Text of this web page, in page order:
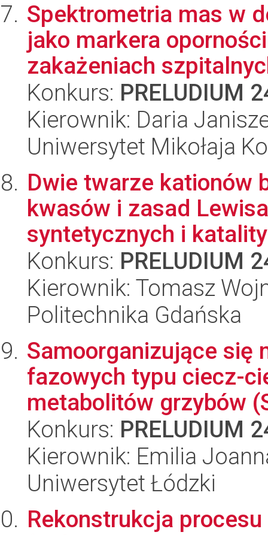
Spektrometria mas w
jako markera
zakażeniach
Konkurs: PRELUDIUM
Kierownik: Daria
Uniwersytet Mikołaja
Dwie twarze kationów
kwasów i zasad
syntetycznych i
Konkurs: PRELUDIUM
Kierownik: Tomasz
Politechnika Gdańska
Samoorganizujące się
fazowych typu ciecz-
metabolitów grzybów
Konkurs: PRELUDIUM
Kierownik: Emilia
Uniwersytet Łódzki
Rekonstrukcja